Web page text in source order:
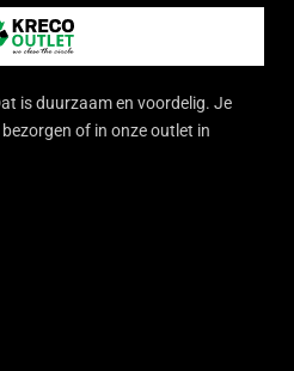
is duurzaam en voordelig. Je
of in onze outlet in